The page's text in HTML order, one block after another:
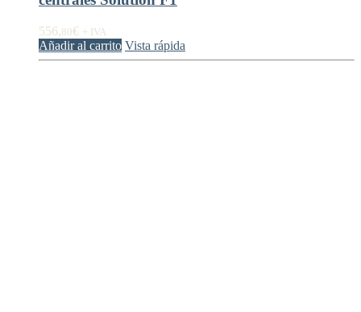
556,80€ + IVA
Añadir al carrito Vista rápida